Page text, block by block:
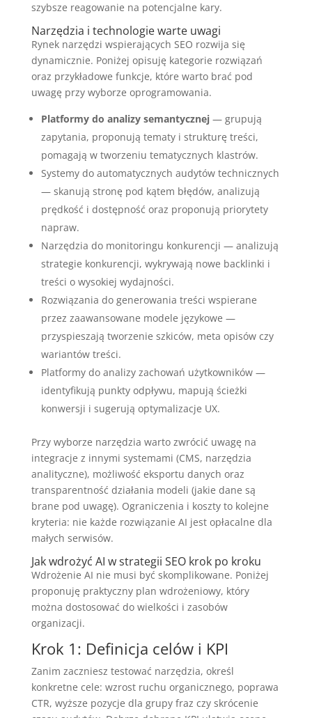
szybsze reagowanie na potencjalne kary.
Narzędzia i technologie warte uwagi
Rynek narzędzi wspierających SEO rozwija się
dynamicznie. Poniżej opisuję kategorie rozwiązań
oraz przykładowe funkcje, które warto brać pod
uwagę przy wyborze oprogramowania.
Platformy do analizy semantycznej— grupują
zapytania, proponują tematy i strukturę treści,
pomagają w tworzeniu tematycznych klastrów.
Systemy do automatycznych audytów technicznych
— skanują stronę pod kątem błędów, analizują
prędkość i dostępność oraz proponują priorytety
napraw.
Narzędzia do monitoringu konkurencji — analizują
strategie konkurencji, wykrywają nowe backlinki i
treści o wysokiej wydajności.
Rozwiązania do generowania treści wspierane
przez zaawansowane modele językowe —
przyspieszają tworzenie szkiców, meta opisów czy
wariantów treści.
Platformy do analizy zachowań użytkowników —
identyfikują punkty odpływu, mapują ścieżki
konwersji i sugerują optymalizacje UX.
Przy wyborze narzędzia warto zwrócić uwagę na
integracje z innymi systemami (CMS, narzędzia
analityczne), możliwość eksportu danych oraz
transparentność działania modeli (jakie dane są
brane pod uwagę). Ograniczenia i koszty to kolejne
kryteria: nie każde rozwiązanie AI jest opłacalne dla
małych serwisów.
Jak wdrożyć AI w strategii SEO krok po kroku
Wdrożenie AI nie musi być skomplikowane. Poniżej
proponuję praktyczny plan wdrożeniowy, który
można dostosować do wielkości i zasobów
organizacji.
Krok 1: Definicja celów i KPI
Zanim zaczniesz testować narzędzia, określ
konkretne cele: wzrost ruchu organicznego, poprawa
CTR, wyższe pozycje dla grupy fraz czy skrócenie